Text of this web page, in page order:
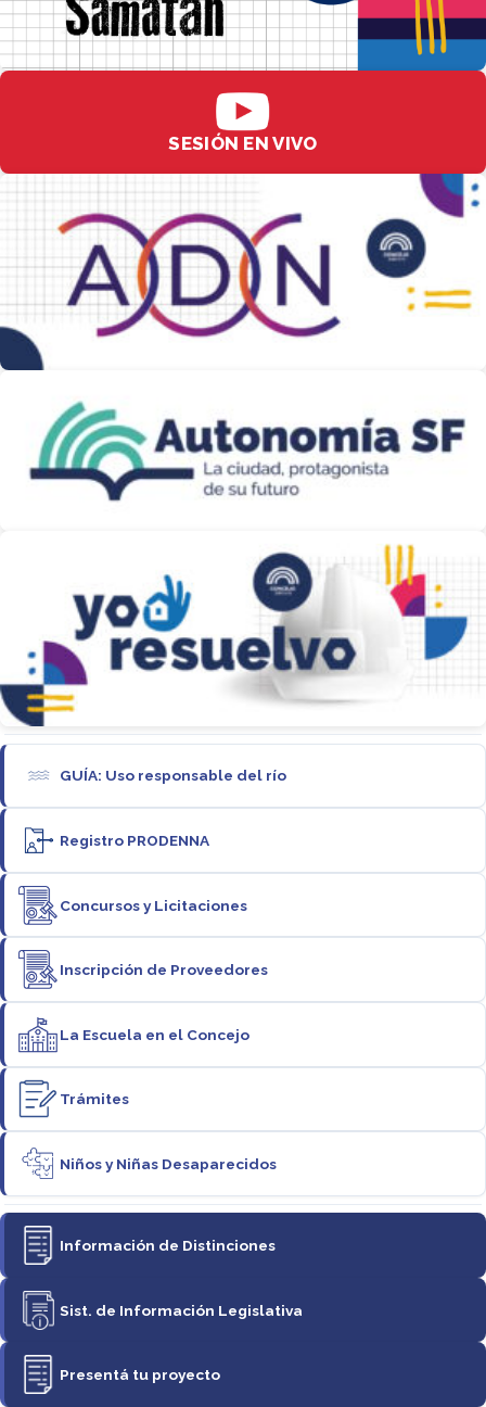
SESIÓN EN VIVO
GUÍA: Uso responsable del río
Registro PRODENNA
Concursos y Licitaciones
Inscripción de Proveedores
La Escuela en el Concejo
Trámites
Niños y Niñas Desaparecidos
Información de Distinciones
Sist. de Información Legislativa
Presentá tu proyecto